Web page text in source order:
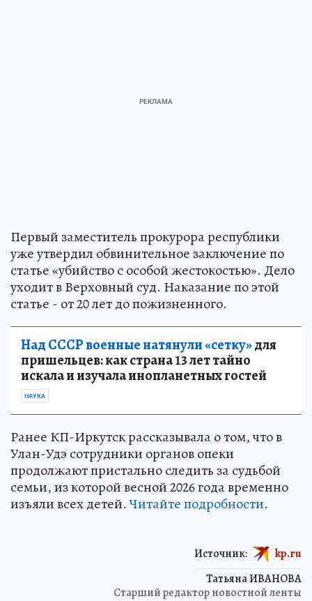
Первый заместитель прокурора республики
уже утвердил обвинительное заключение по
статье «убийство с особой жестокостью». Дело
уходит в Верховный суд. Наказание по этой
статье - от 20 лет до пожизненного.
Над СССР военные натянули «сетку»для
пришельцев: как страна 13 лет тайно
искала и изучала инопланетных гостей
НАУКА
Ранее КП-Иркутск рассказывала о том, что в
Улан-Удэ сотрудники органов опеки
продолжают пристально следить за судьбой
семьи, из которой весной 2026 года временно
изъяли всех детей.Читайте подробности.
Татьяна ИВАНОВА
Старший редактор новостной ленты
Источник: kp.ru